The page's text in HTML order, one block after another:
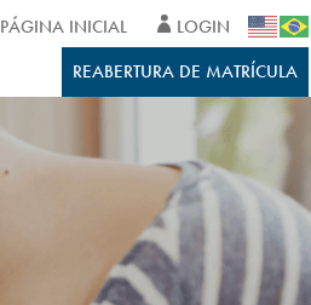
REABERTURA DE MATRÍCULA
PÁGINA INICIAL LOGIN